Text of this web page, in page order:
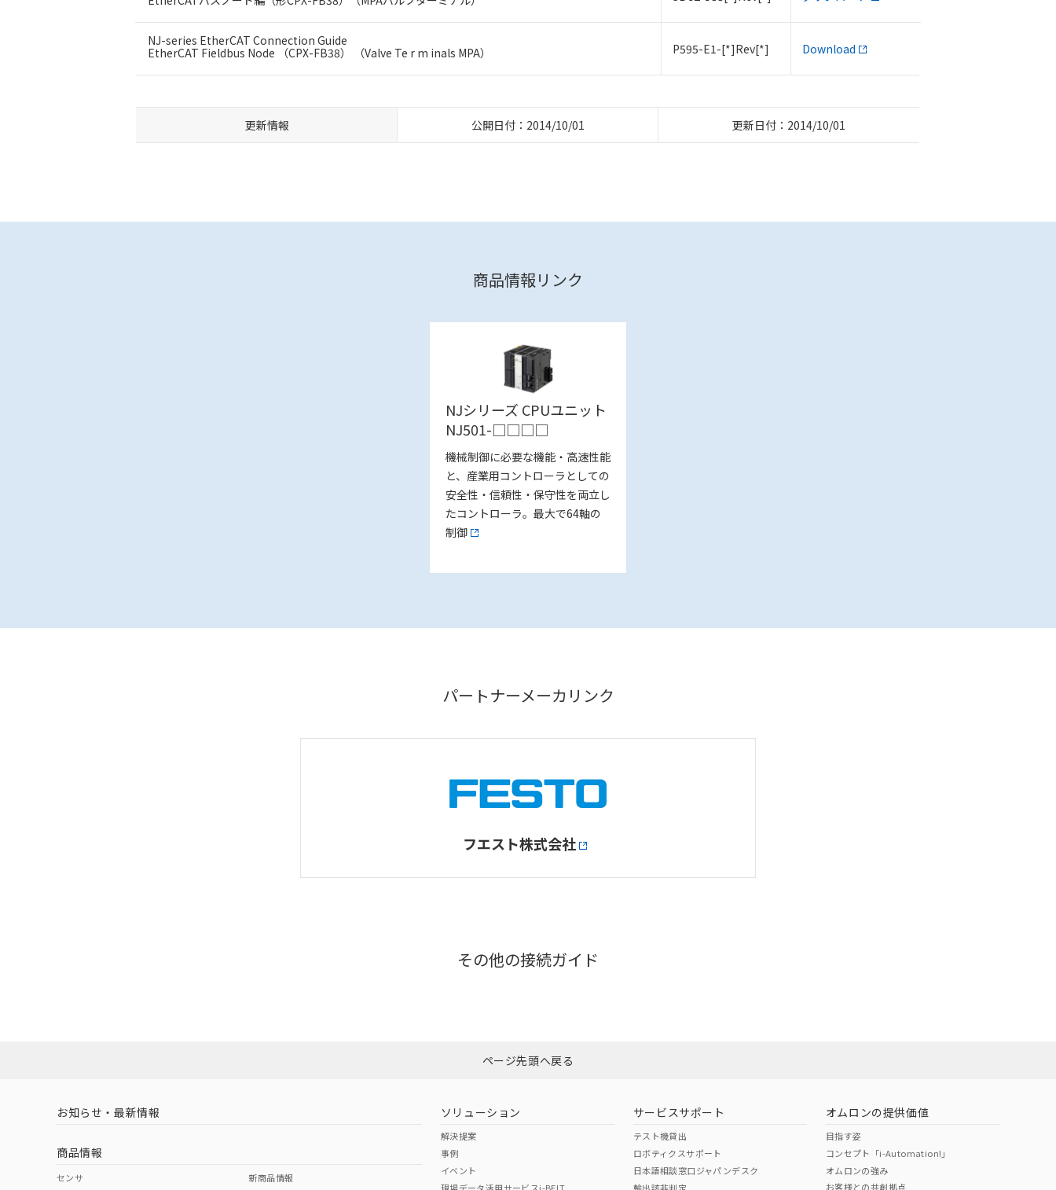
NJ-series EtherCAT Connection Guide
EtherCAT Fieldbus Node （CPX-FB38） （Valve Te r m inals MPA）
P595-E1-[*]Rev[*] Download
更新情報 公開日付：2014/10/01 更新日付：2014/10/01
商品情報リンク
NJシリーズ CPUユニット
NJ501-□□□□
機械制御に必要な機能・高速性能
と、産業用コントローラとしての
安全性・信頼性・保守性を両立し
たコントローラ。最大で64軸の
制御
パートナーメーカリンク
フエスト株式会社
その他の接続ガイド
ページ先頭へ戻る
お知らせ・最新情報
商品情報
センサ
新商品情報
ソリューション
解決提案
事例
イベント
サービスサポート
テスト機貸出
ロボティクスサポート
日本語相談窓口ジャパンデスク
オムロンの提供価値
目指す姿
コンセプト「i-Automation!」
オムロンの強み
お客様との共創拠点